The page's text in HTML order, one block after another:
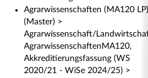
Agrarwissenschaften (MA120 LP)
(Master) >
Agrarwissenschaft/
AgrarwissenschaftenMA120,
Akkreditierungsfassung (WS
2020/21 - WiSe 2024/25) >